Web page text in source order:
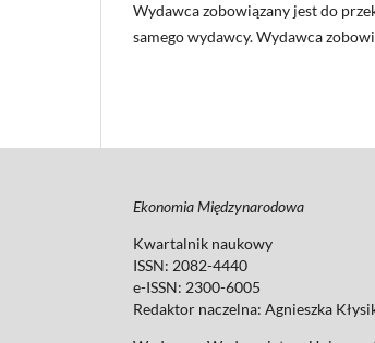
Wydawca zobowiązany jest do
samego wydawcy. Wydawca
Ekonomia Międzynarodowa
Kwartalnik naukowy
ISSN: 2082-4440
e-ISSN: 2300-6005
Redaktor naczelna: Agnieszka